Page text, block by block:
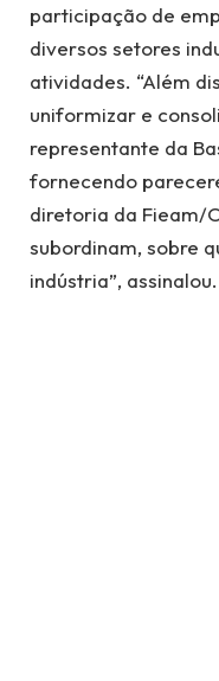
participação de
diversos setores
atividades. “Além
uniformizar e
representante da
fornecendo
diretoria da Fieam/
subordinam, sobre
indústria”, assinalou.